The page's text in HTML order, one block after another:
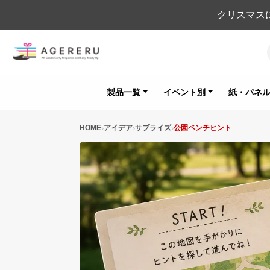
クリスマス
製品一覧 イベント別 紙・パネル
HOME アイデア サプライズ 公園ベンチヒント